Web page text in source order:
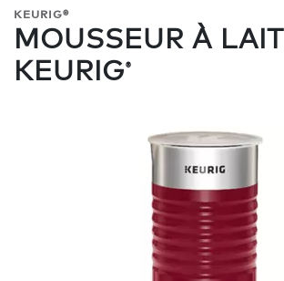
KEURIG®
MOUSSEUR À LAIT
KEURIG®